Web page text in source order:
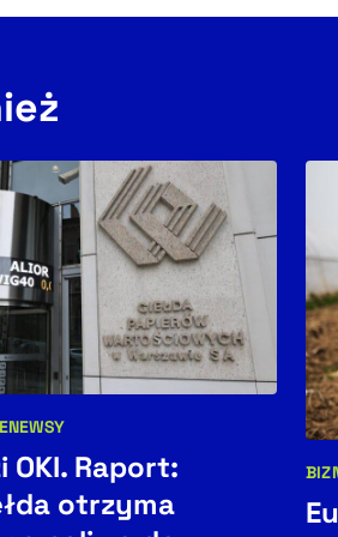
NEWSY
OKI. Raport:
otrzyma